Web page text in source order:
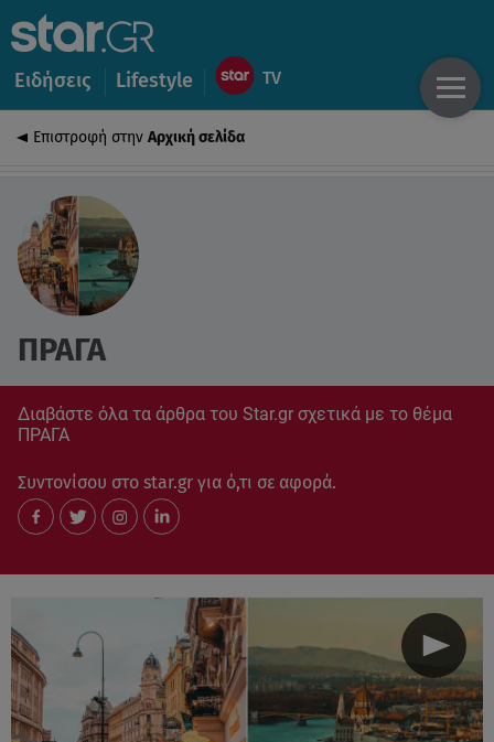
Ειδήσεις Lifestyle
Επιστροφή στην Αρχική σελίδα
ΠΡΑΓΑ
Διαβάστε όλα τα άρθρα του Star.gr σχετικά με το θέμα
ΠΡΑΓΑ
Συντονίσου στο star.gr για ό,τι σε αφορά.